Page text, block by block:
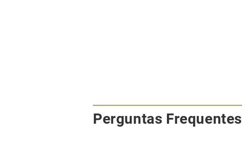
Perguntas Frequentes